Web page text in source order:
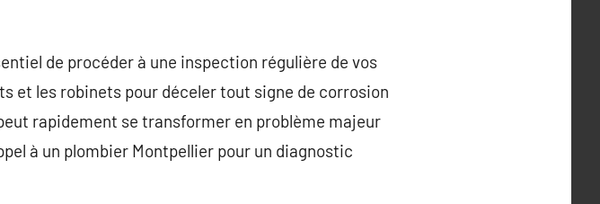
de procéder à une inspection régulière de vos
et les robinets pour déceler tout signe de corrosion
rapidement se transformer en problème majeur
à un plombier Montpellier pour un diagnostic